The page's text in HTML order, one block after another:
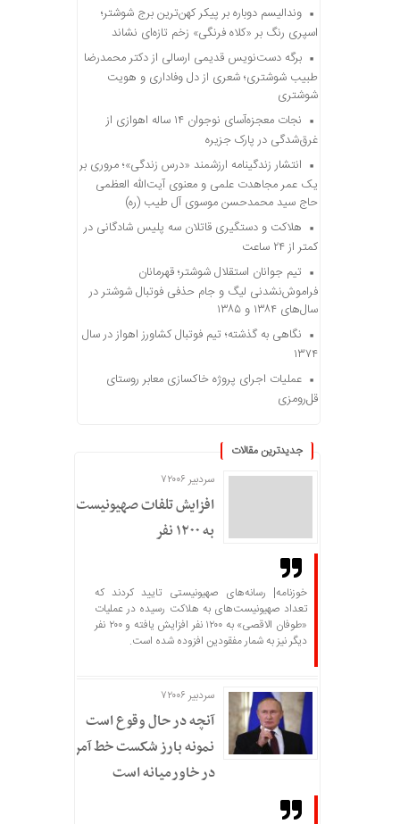
وندالیسم دوباره بر پیکر کهن‌ترین برج شوشتر؛
اسپری رنگ بر «کلاه فرنگی» زخم تازه‌ای نشاند
برگه دست‌نویس قدیمی ارسالی از دکتر محمدرضا
طبیب شوشتری؛ شعری از دل وفاداری و هویت
شوشتری
نجات معجزه‌آسای نوجوان ۱۴ ساله اهوازی از
غرق‌شدگی در پارک جزیره
انتشار زندگینامه ارزشمند «درس زندگی»؛ مروری بر
یک عمر مجاهدت علمی و معنوی آیت‌الله العظمی
حاج سید محمدحسن موسوی آل طیب (ره)
هلاکت و دستگیری قاتلان سه پلیس شادگانی در
کمتر از ۲۴ ساعت
تیم جوانان استقلال شوشتر؛ قهرمانان
فراموش‌نشدنی لیگ و جام حذفی فوتبال شوشتر در
سال‌های ۱۳۸۴ و ۱۳۸۵
نگاهی به گذشته؛ تیم فوتبال کشاورز اهواز در سال
۱۳۷۴
عملیات اجرای پروژه خاکسازی معابر روستای
قل‌رومزی
جدیدترین مقالات
سردبیر ۷۲۰۰۶
افزایش تلفات صهیونیست‌ها
به ۱۲۰۰ نفر
خوزنامه| رسانه‌های صهیونیستی تایید کردند که
تعداد صهیونیست‌های به هلاکت رسیده در عملیات
«طوفان الاقصی» به ۱۲۰۰ نفر افزایش یافته و ۲۰۰ نفر
دیگر نیز به شمار مفقودین افزوده شده است.
سردبیر ۷۲۰۰۶
آنچه در حال وقوع است
نمونه بارز شکست خط آمریکا
در خاورمیانه است